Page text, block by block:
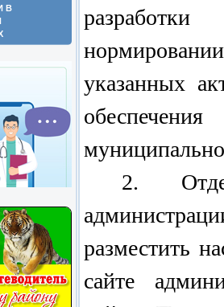
В
указанных
2.
разместить
сайте